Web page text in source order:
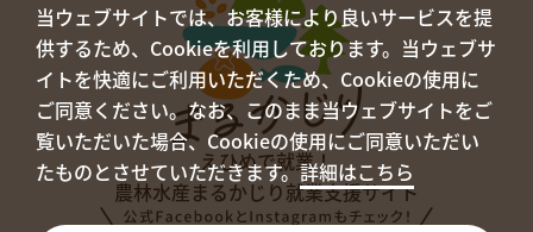
えひめで就業！
農林水産まるかじり就業支援サイト
当ウェブサイトでは、お客様により良いサービスを提
供するため、Cookieを利用しております。当ウェブサ
イトを快適にご利用いただくため、Cookieの使用に
ご同意ください。なお、このまま当ウェブサイトをご
覧いただいた場合、Cookieの使用にご同意いただい
たものとさせていただきます。詳細はこちら